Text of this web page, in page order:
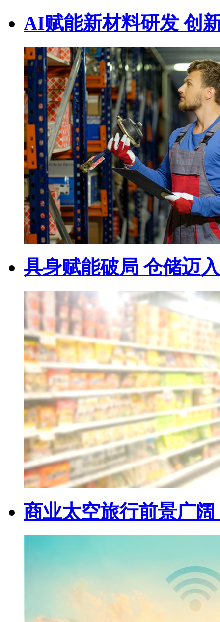
AI赋能新材料研发 创
具身赋能破局 仓储迈
商业太空旅行前景广